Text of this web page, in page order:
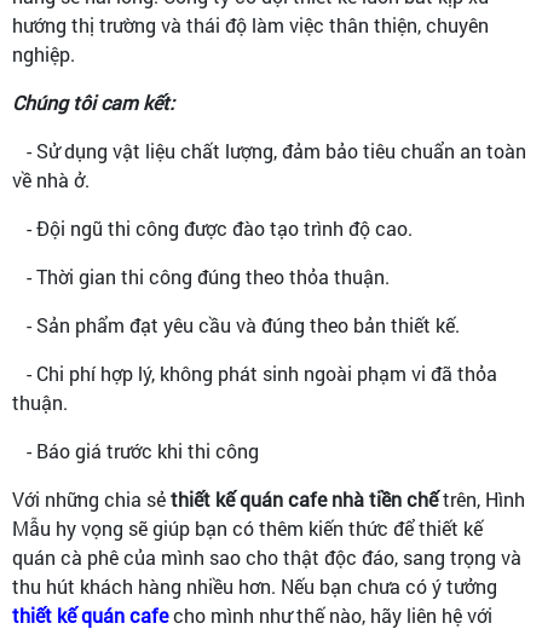
hướng thị trường và thái độ làm việc thân thiện, chuyên
nghiệp.
Chúng tôi cam kết:
- Sử dụng vật liệu chất lượng, đảm bảo tiêu chuẩn an toàn
về nhà ở.
- Đội ngũ thi công được đào tạo trình độ cao.
- Thời gian thi công đúng theo thỏa thuận.
- Sản phẩm đạt yêu cầu và đúng theo bản thiết kế.
- Chi phí hợp lý, không phát sinh ngoài phạm vi đã thỏa
thuận.
- Báo giá trước khi thi công
Với những chia sẻthiết kế quán cafe nhà tiền chếtrên, Hình
Mẫu hy vọng sẽ giúp bạn có thêm kiến thức để thiết kế
quán cà phê của mình sao cho thật độc đáo, sang trọng và
thu hút khách hàng nhiều hơn. Nếu bạn chưa có ý tưởng
thiết kế quán cafecho mình như thế nào, hãy liên hệ với